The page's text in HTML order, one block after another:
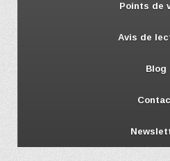
Points de
Avis de
Blog